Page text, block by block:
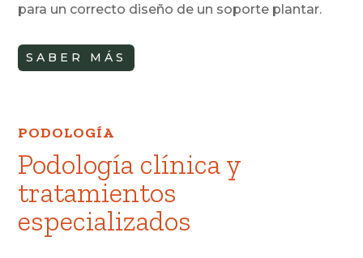
para un correcto diseño de un soporte plantar.
SABER MÁS
PODOLOGÍA
Podología clínica y
tratamientos
especializados